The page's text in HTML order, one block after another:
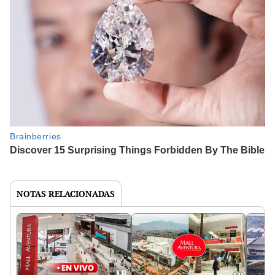
NOTAS RELACIONADAS